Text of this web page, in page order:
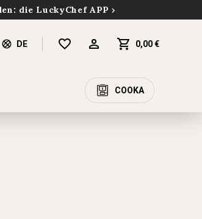
die LuckyChef APP
DE 0,00 €
COOKA